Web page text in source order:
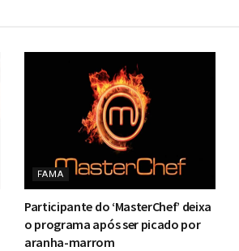
FAMA
Participante do ‘MasterChef’ deixa
o programa após ser picado por
aranha-marrom